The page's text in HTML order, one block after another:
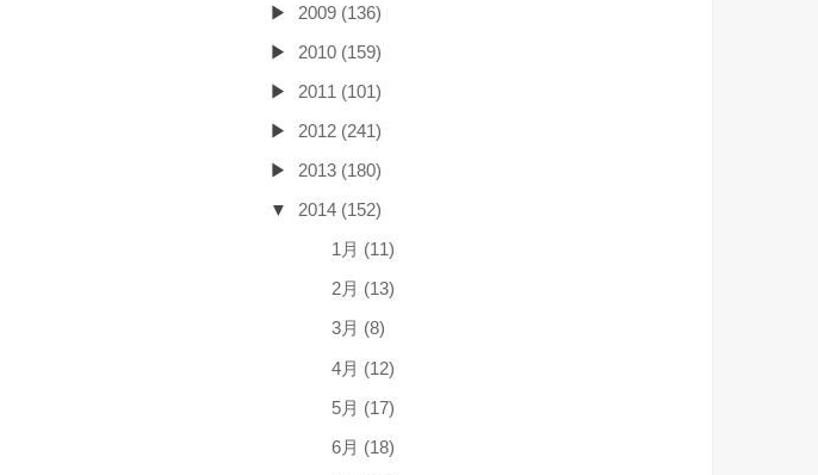
2009 (136)
2010 (159)
2011 (101)
2012 (241)
2013 (180)
2014 (152)
1月 (11)
2月 (13)
3月 (8)
4月 (12)
5月 (17)
6月 (18)